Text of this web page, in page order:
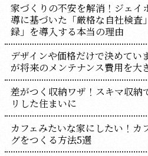
家づくりの不安を解消！ジェイ
導に基づいた「厳格な自社検査
録」を導入する本当の理由
デザインや価格だけで決めてい
が将来のメンテナンス費用を大
差がつく収納ワザ！スキマ収納
リした住まいに
カフェみたいな家にしたい！カ
グをつくる方法5選